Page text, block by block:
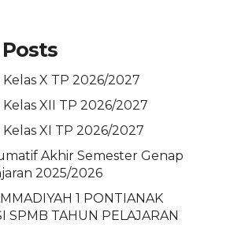
X TP 2026/2027
XII TP 2026/2027
XI TP 2026/2027
Akhir Semester Genap
2025/2026
1 PONTIANAK
SPMB TAHUN PELAJARAN